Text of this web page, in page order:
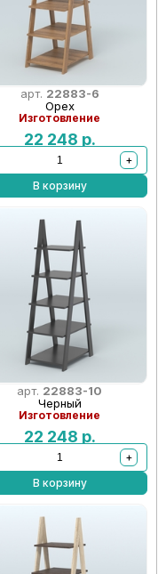
арт. 22883-6
Орех
Изготовление
22 248 р.
+
В корзину
арт. 22883-10
Черный
Изготовление
22 248 р.
+
В корзину